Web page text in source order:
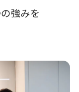
強みを